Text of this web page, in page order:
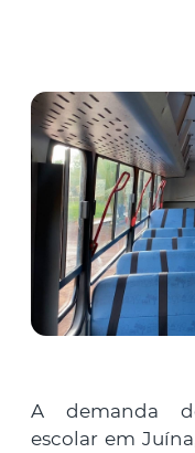
A demanda
escolar em